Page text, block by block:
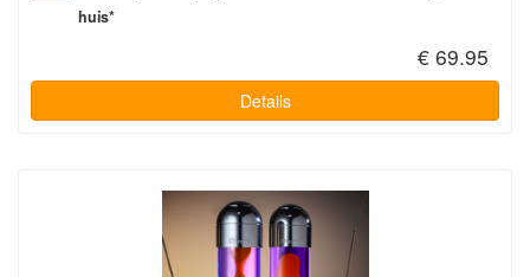
huis*
€ 69.95
Details